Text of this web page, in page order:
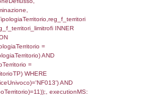
AND
f_territori_limitrofi.Distanza,